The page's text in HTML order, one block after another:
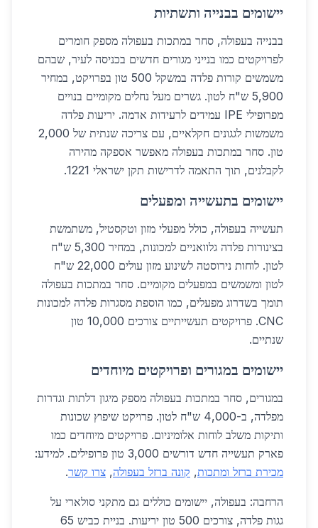
יישומים בבנייה ותשתיות
בבנייה בעפולה, סחר במתכות בעפולה מספק חומרים
לפרויקטים כמו בנייני מגורים חדשים בכניסה לעיר, שבהם
משמשים קורות פלדה במשקל 500 טון בפרויקט, במחיר
5,900 ש"ח לטון. גשרים מעל נחלים מקומיים בנויים
מפרופילי IPE עמידים לרעידות אדמה. יריעות פלדה
משמשות לגגונים חקלאיים, עם צריכה שנתית של 2,000
טון. סחר במתכות בעפולה מאפשר אספקה מהירה
לקבלנים, תוך התאמה לדרישות תקן ישראלי 1221.
יישומים בתעשייה ומפעלים
תעשייה בעפולה, כולל מפעלי מזון וטקסטיל, משתמשת
בצינורות פלדה גלוואניים למכונות, במחיר 5,300 ש"ח
לטון. לוחות נירוסטה לשינוע מזון עולים 22,000 ש"ח
לטון ומשמשים במפעלים מקומיים. סחר במתכות בעפולה
תומך בשדרוג מפעלים, כמו הוספת מסגרות פלדה למכונות
CNC. פרויקטים תעשייתיים צורכים 10,000 טון
שנתיים.
יישומים במגורים ופרויקטים מיוחדים
במגורים, סחר במתכות בעפולה מספק מיגון דלתות וגדרות
מפלדה, ב-4,000 ש"ח לטון. פרויקט שיפוץ שכונות
ותיקות משלב לוחות אלומיניום. פרויקטים מיוחדים כמו
פארק תעשייה חדש דורשים 3,000 טון פרופילים. למידע:
מכירת ברזל ומתכות, קונה ברזל בעפולה, צרו קשר.
הרחבה: בעפולה, יישומים כוללים גם מתקני סולארי על
גגות פלדה, צורכים 500 טון יריעות. בניית כביש 65